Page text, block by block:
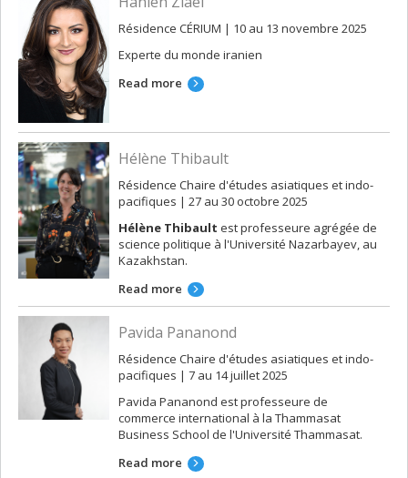
Résidence CÉRIUM | 10 au 13 novembre 2025
Experte du monde iranien
Read more
Hélène Thibault
Résidence Chaire d'études asiatiques et indo-
pacifiques | 27 au 30 octobre 2025
Hélène Thibault est professeure agrégée de
science politique à l'Université Nazarbayev, au
Kazakhstan.
Read more
Pavida Pananond
Résidence Chaire d'études asiatiques et indo-
pacifiques | 7 au 14 juillet 2025
Pavida Pananond est professeure de
commerce international à la Thammasat
Business School de l'Université Thammasat.
Read more